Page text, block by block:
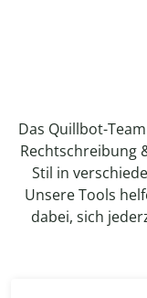
Das Quillbot-
Rechtschreibung
Stil in
Unsere Tools
dabei, sich